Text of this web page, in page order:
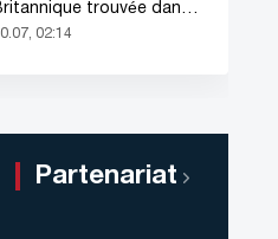
trouvée dans
valise
02:14
Partenariat